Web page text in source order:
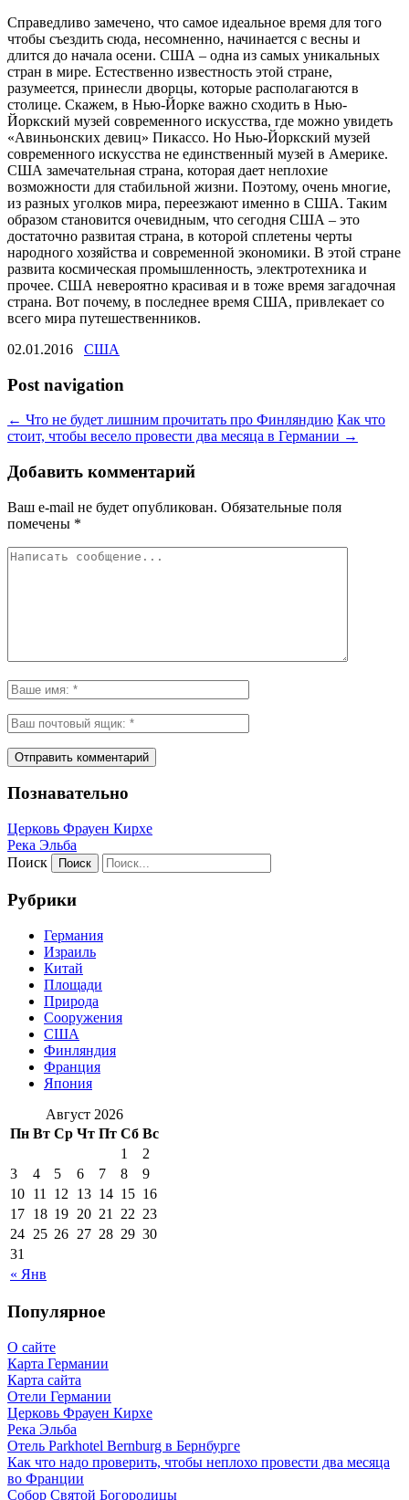
Справедливо замечено, что самое идеальное время для того
чтобы съездить сюда, несомненно, начинается с весны и
длится до начала осени. США – одна из самых уникальных
стран в мире. Естественно известность этой стране,
разумеется, принесли дворцы, которые располагаются в
столице. Скажем, в Нью-Йорке важно сходить в Нью-
Йоркский музей современного искусства, где можно увидеть
«Авиньонских девиц» Пикассо. Но Нью-Йоркский музей
современного искусства не единственный музей в Америке.
США замечательная страна, которая дает неплохие
возможности для стабильной жизни. Поэтому, очень многие,
из разных уголков мира, переезжают именно в США. Таким
образом становится очевидным, что сегодня США – это
достаточно развитая страна, в которой сплетены черты
народного хозяйства и современной экономики. В этой стране
развита космическая промышленность, электротехника и
прочее. США невероятно красивая и в тоже время загадочная
страна. Вот почему, в последнее время США, привлекает со
всего мира путешественников.
02.01.2016 США
Post navigation
← Что не будет лишним прочитать про Финляндию Как что
стоит, чтобы весело провести два месяца в Германии →
Добавить комментарий
Ваш e-mail не будет опубликован. Обязательные поля
помечены *
Познавательно
Церковь Фрауен Кирхе
Река Эльба
Поиск
Рубрики
Германия
Израиль
Китай
Площади
Природа
Сооружения
США
Финляндия
Франция
Япония
Август 2026
Пн Вт Ср Чт Пт Сб Вс
« Янв
1
2
3
4 5 6 7 8
9
10 11 12 13 14 15 16
17 18 19 20 21 22 23
24 25 26 27 28 29 30
31
Популярное
О сайте
Карта Германии
Карта сайта
Отели Германии
Церковь Фрауен Кирхе
Река Эльба
Отель Parkhotel Bernburg в Бернбурге
Как что надо проверить, чтобы неплохо провести два месяца
во Франции
Собор Святой Богородицы